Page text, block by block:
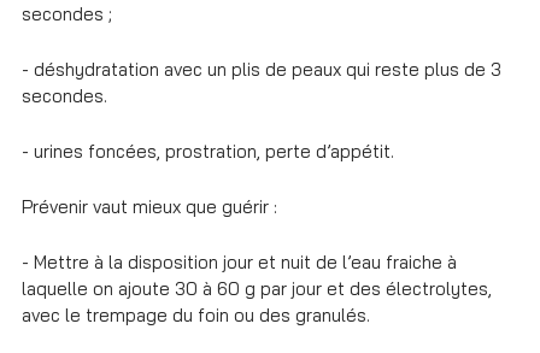
secondes ;
- déshydratation avec un plis de peaux qui reste plus de 3
secondes.
- urines foncées, prostration, perte d’appétit.
Prévenir vaut mieux que guérir :
- Mettre à la disposition jour et nuit de l’eau fraiche à
laquelle on ajoute 30 à 60 g par jour et des électrolytes,
avec le trempage du foin ou des granulés.